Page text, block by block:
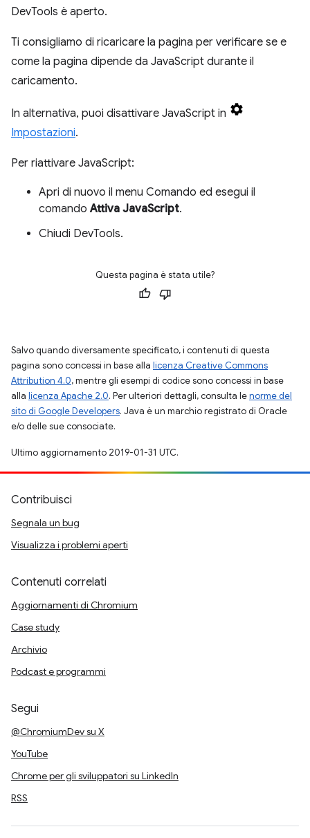
DevTools è aperto.
Ti consigliamo di ricaricare la pagina per verificare se e
come la pagina dipende da JavaScript durante il
caricamento.
In alternativa, puoi disattivare JavaScript in
Impostazioni.
Per riattivare JavaScript:
Apri di nuovo il menu Comando ed esegui il
comandoAttiva JavaScript.
Chiudi DevTools.
Questa pagina è stata utile?
Salvo quando diversamente specificato, i contenuti di questa
pagina sono concessi in base alla licenza Creative Commons
Attribution 4.0, mentre gli esempi di codice sono concessi in base
alla licenza Apache 2.0. Per ulteriori dettagli, consulta lenorme del
sito di Google Developers. Java è un marchio registrato di Oracle
e/o delle sue consociate.
Ultimo aggiornamento 2019-01-31 UTC.
Contribuisci
Segnala un bug
Visualizza i problemi aperti
Contenuti correlati
Aggiornamenti di Chromium
Case study
Archivio
Podcast e programmi
Segui
@ChromiumDev su X
YouTube
Chrome per gli sviluppatori su LinkedIn
RSS